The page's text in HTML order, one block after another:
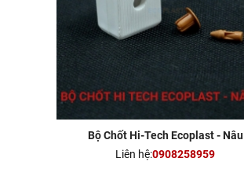
Bộ Chốt Hi-Tech Ecoplast - Nâu
Liên hệ:0908258959